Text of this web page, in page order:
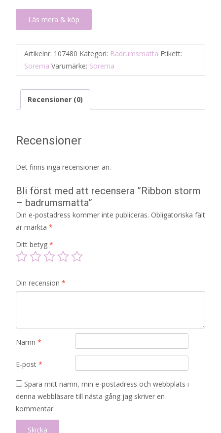
Läs mera & köp
Artikelnr: 107480 Kategori: Badrumsmatta Etikett:
Sorema Varumärke: Sorema
Recensioner (0)
Recensioner
Det finns inga recensioner än.
Bli först med att recensera ”Ribbon storm
– badrumsmatta”
Din e-postadress kommer inte publiceras. Obligatoriska fält
är märkta *
Ditt betyg *
Din recension *
Namn *
E-post *
Spara mitt namn, min e-postadress och webbplats i
denna webbläsare till nästa gång jag skriver en
kommentar.